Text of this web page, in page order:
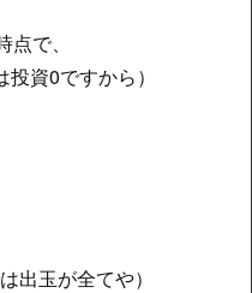
で、
資0ですから）
出玉が全てや）